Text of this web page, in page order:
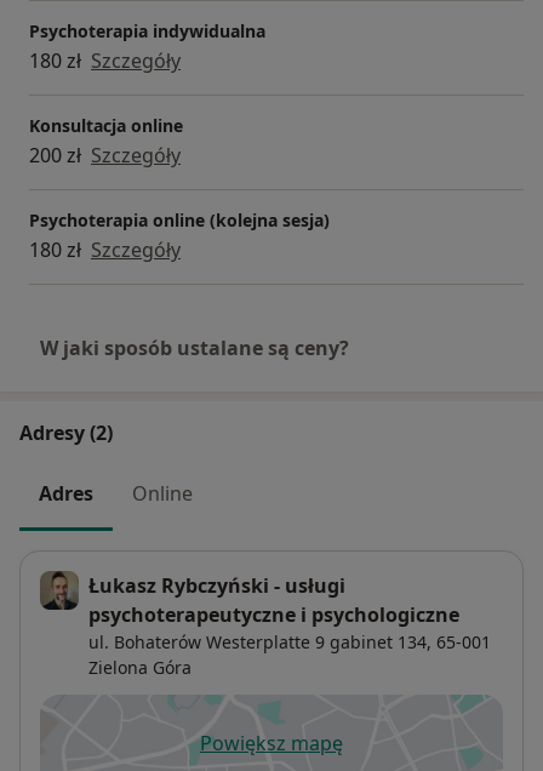
Psychoterapia indywidualna
180 zł Szczegóły
Konsultacja online
200 zł Szczegóły
Psychoterapia online (kolejna sesja)
180 zł Szczegóły
W jaki sposób ustalane są ceny?
Adresy (2)
Adres Online
Łukasz Rybczyński - usługi
psychoterapeutyczne i psychologiczne
ul. Bohaterów Westerplatte 9 gabinet 134, 65-001
Zielona Góra
Powiększ mapęotwiera się w nowej karcie